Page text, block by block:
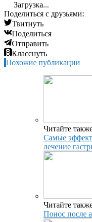
Загрузка...
Поделиться с друзьями:
Твитнуть
Поделиться
Отправить
Класснуть
Похожие публикации
Читайте
Самые
лечение
Читайте
Понос после